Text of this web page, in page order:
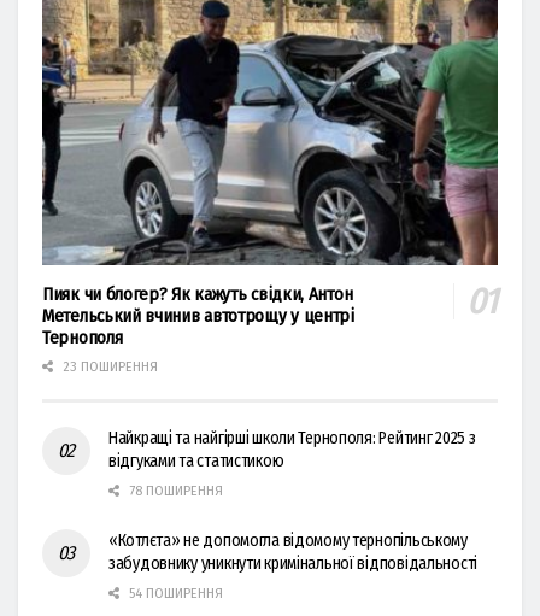
Пияк чи блогер? Як кажуть свідки, Антон
Метельський вчинив автотрощу у центрі
Тернополя
23 ПОШИРЕННЯ
Найкращі та найгірші школи Тернополя: Рейтинг 2025 з
відгуками та статистикою
78 ПОШИРЕННЯ
«Котлєта» не допомогла відомому тернопільському
забудовнику уникнути кримінальної відповідальності
54 ПОШИРЕННЯ